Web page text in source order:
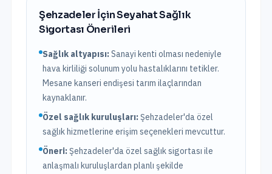
ŞehzadelerİçinSeyahat Sağlık
Sigortası Önerileri
Sağlık altyapısı:Sanayi kenti olması nedeniyle
hava kirliliği solunum yolu hastalıklarını tetikler.
Mesane kanseri endişesi tarım ilaçlarından
kaynaklanır.
Özel sağlık kuruluşları:Şehzadeler'daözel
sağlık hizmetlerine erişim seçenekleri mevcuttur.
Öneri:Şehzadeler'da özel sağlık sigortası ile
anlaşmalı kuruluşlardan planlı şekilde